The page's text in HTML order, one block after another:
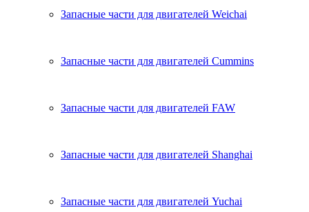
Запасные части для двигателей Weichai
Запасные части для двигателей Cummins
Запасные части для двигателей FAW
Запасные части для двигателей Shanghai
Запасные части для двигателей Yuchai